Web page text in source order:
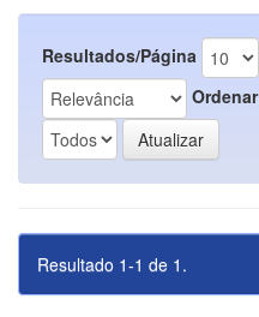
Resultados/Página
Ordenar
Resultado 1-1 de 1.